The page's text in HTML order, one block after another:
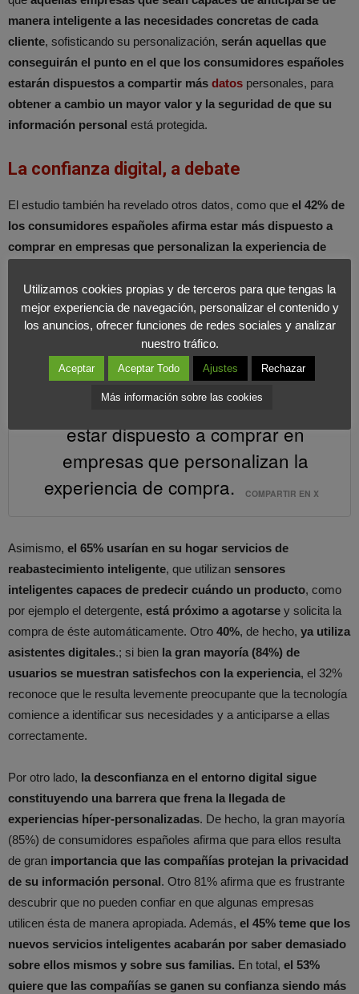
manera inteligente a las necesidades concretas de cada
cliente, sofisticando su personalización, serán aquellas que
conseguirán el punto en el que los consumidores españoles
estarán dispuestos a compartir más datos personales, para
obtener a cambio un mayor valor y la seguridad de que su
información personal está protegida.
La confianza digital, a debate
El estudio también ha revelado otros datos, como que el 42% de
los consumidores españoles afirma estar más dispuesto a
comprar en empresas que personalizan la experiencia de
comprometida. El 37%, además, considera que las tecnologías y
servicios inteligentes que aprenden sobre sus necesidades y
preferencias personales de forma continua, mejorarán en última
instancia la experiencia del cliente.
El 42% de los consumidores afirma
estar dispuesto a comprar en
empresas que personalizan la
experiencia de compra.
COMPARTIR EN X
Asimismo, el 65% usarían en su hogar servicios de
reabastecimiento inteligente, que utilizan sensores
inteligentes capaces de predecir cuándo un producto, como
por ejemplo el detergente, está próximo a agotarse y solicita la
compra de éste automáticamente. Otro 40%, de hecho, ya utiliza
asistentes digitales.; si bien la gran mayoría (84%) de
usuarios se muestran satisfechos con la experiencia, el 32%
reconoce que le resulta levemente preocupante que la tecnología
comience a identificar sus necesidades y a anticiparse a ellas
correctamente.
Por otro lado, la desconfianza en el entorno digital sigue
constituyendo una barrera que frena la llegada de
experiencias híper-personalizadas. De hecho, la gran mayoría
(85%) de consumidores españoles afirma que para ellos resulta
de gran importancia que las compañías protejan la privacidad
de su información personal. Otro 81% afirma que es frustrante
descubrir que no pueden confiar en que algunas empresas
utilicen ésta de manera apropiada. Además, el 45% teme que los
nuevos servicios inteligentes acabarán por saber demasiado
sobre ellos mismos y sobre sus familias. En total, el 53%
quiere que las compañías se ganen su confianza siendo más
Utilizamos cookies propias y de terceros para que tengas la
mejor experiencia de navegación, personalizar el contenido y
los anuncios, ofrecer funciones de redes sociales y analizar
nuestro tráfico.
Aceptar Aceptar Todo Ajustes Rechazar
Más información sobre las cookies